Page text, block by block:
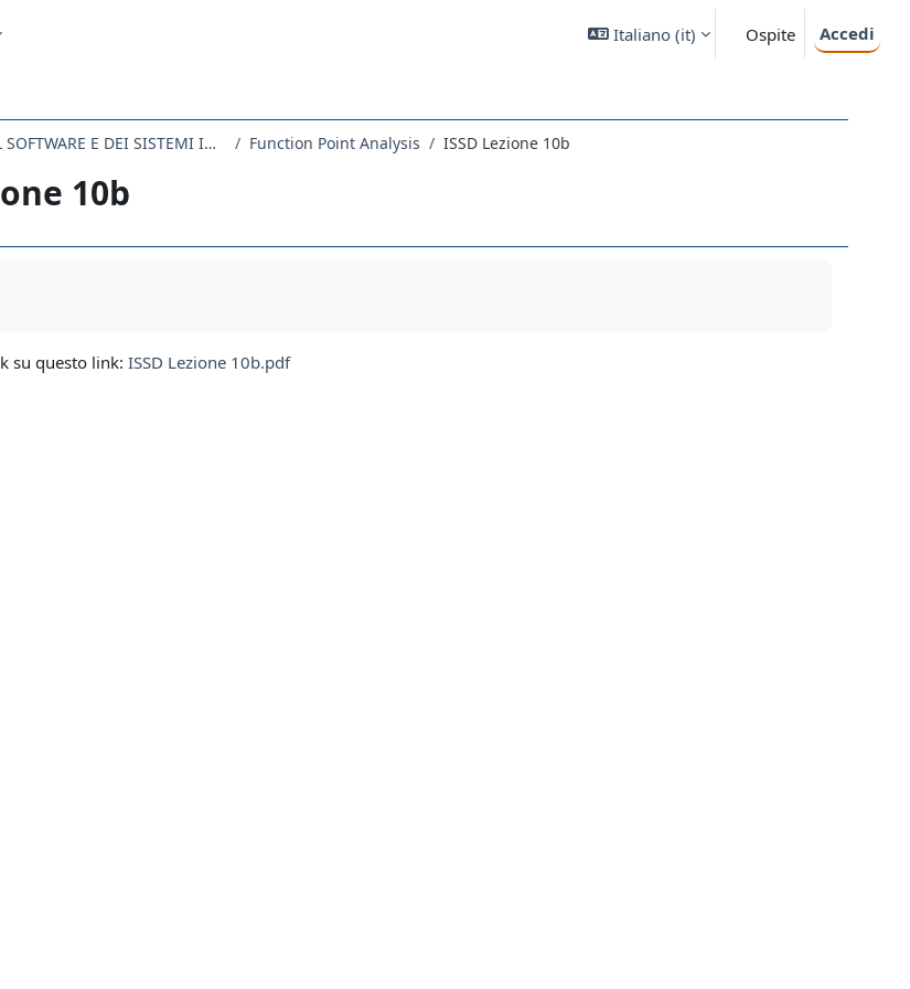
Italiano ‎(it)‎ Ospite Accedi
224MI - PROGETTAZIONE DEL SOFTWARE E DEI SISTEMI INFORMATIVI 2021 Function Point Analysis ISSD Lezione 10b
10b
su questo link: ISSD Lezione 10b.pdf